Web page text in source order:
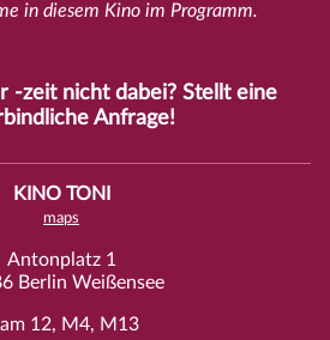
in diesem Kino im Programm.
-zeit nicht dabei? Stellt eine
Anfrage!
KINO TONI
maps
Antonplatz 1
Berlin Weißensee
12, M4, M13